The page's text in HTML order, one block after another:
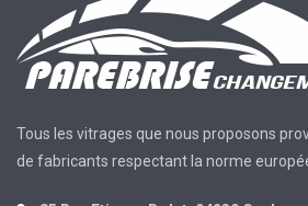
Tous les vitrages que nous proposons
de fabricants respectant la norme